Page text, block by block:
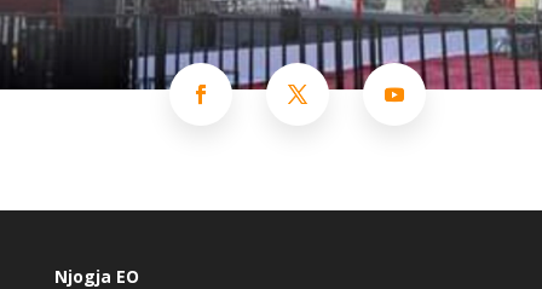
Njogja EO